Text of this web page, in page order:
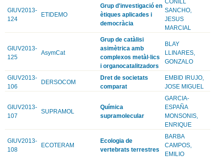
GIUV2013-
124
ETIDEMO
Grup d'investigació en
ètiques aplicades i
democràcia
SANCHO,
JESUS
MARCIAL
GIUV2013-
125
AsymCat
Grup de catàlisi
asimètrica amb
complexos metàl·lics
i organocatalitzadors
BLAY
LLINARES,
GONZALO
GIUV2013-
106
DERSOCOM
Dret de societats
comparat
EMBID IRUJO,
JOSE MIGUEL
GIUV2013-
107
SUPRAMOL
Química
supramolecular
GARCIA-
ESPAÑA
MONSONIS,
ENRIQUE
GIUV2013-
108
ECOTERAM
Ecologia de
vertebrats terrestres
BARBA
CAMPOS,
EMILIO